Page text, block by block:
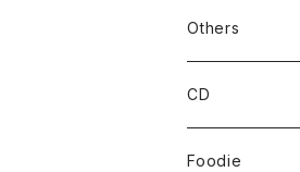
半袖
長袖
Others
CD
Foodie